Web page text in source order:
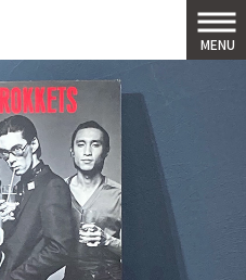
MENU